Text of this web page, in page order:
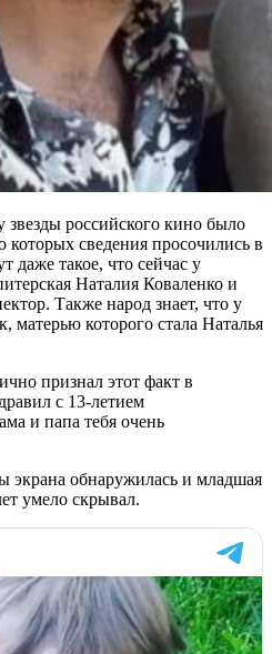
российского кино было
которых сведения просочились в
даже такое, что сейчас у
Наталия Коваленко и
Также народ знает, что у
которого стала Наталья
признал этот факт в
с 13-летием
и папа тебя очень
экрана обнаружилась и младшая
умело скрывал.